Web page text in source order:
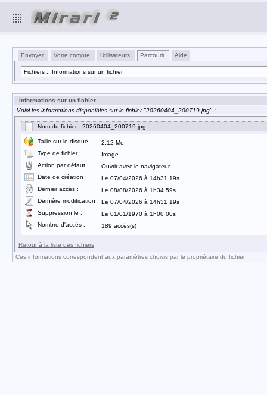
Envoyer Votre compte Utilisateurs Parcourir Aide
Fichiers :: Informations sur un fichier
Informations sur un fichier
Voici les informations disponibles sur le fichier "20260404_200719.jpg" :
Nom du fichier : 20260404_200719.jpg
Taille sur le disque :
2.12 Mo
Type de fichier :
Image
Action par défaut :
Ouvrir avec le navigateur
Date de création :
Le 07/04/2026 à 14h31 19s
Dernier accès :
Le 08/08/2026 à 1h34 59s
Dernière modification : Le 07/04/2026 à 14h31 19s
Suppression le :
Le 01/01/1970 à 1h00 00s
Nombre d'accès :
189 accès(s)
Retour à la liste des fichiers
Ces informations correspondent aux paramètres choisis par le propriétaire du fichier